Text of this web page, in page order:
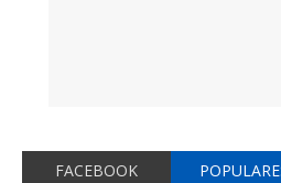
FACEBOOK